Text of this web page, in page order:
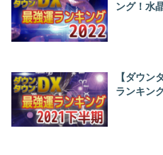
ング！水
【ダウン
ランキン